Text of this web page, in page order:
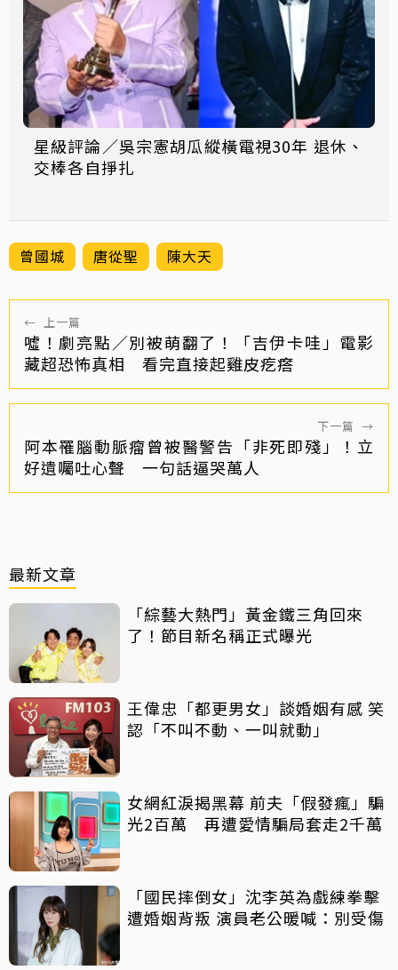
星級評論／吳宗憲胡瓜縱橫電視30年 退休、
交棒各自掙扎
曾國城 唐從聖 陳大天
← 上一篇
噓！劇亮點／別被萌翻了！「吉伊卡哇」電影
藏超恐怖真相 看完直接起雞皮疙瘩
下一篇 →
阿本罹腦動脈瘤曾被醫警告「非死即殘」！立
好遺囑吐心聲 一句話逼哭萬人
最新文章
「綜藝大熱門」黃金鐵三角回來
了！節目新名稱正式曝光
王偉忠「都更男女」談婚姻有感 笑
認「不叫不動、一叫就動」
女網紅淚揭黑幕 前夫「假發瘋」騙
光2百萬 再遭愛情騙局套走2千萬
「國民摔倒女」沈李英為戲練拳擊
遭婚姻背叛 演員老公暖喊：別受傷